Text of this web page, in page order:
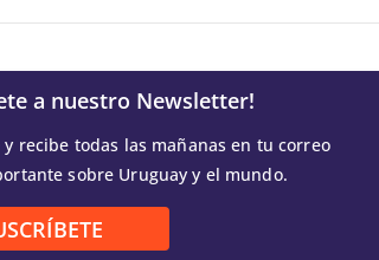
a nuestro Newsletter!
y recibe todas las mañanas en tu correo
sobre Uruguay y el mundo.